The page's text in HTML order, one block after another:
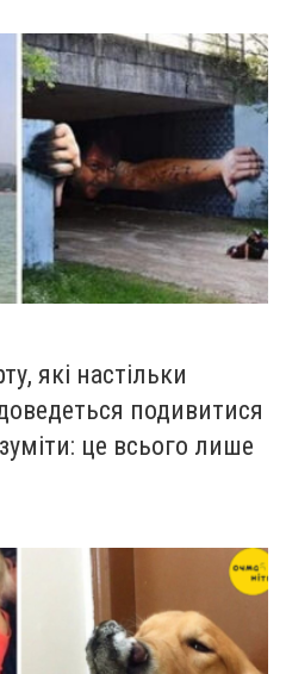
які настільки
подивитися
це всього лише